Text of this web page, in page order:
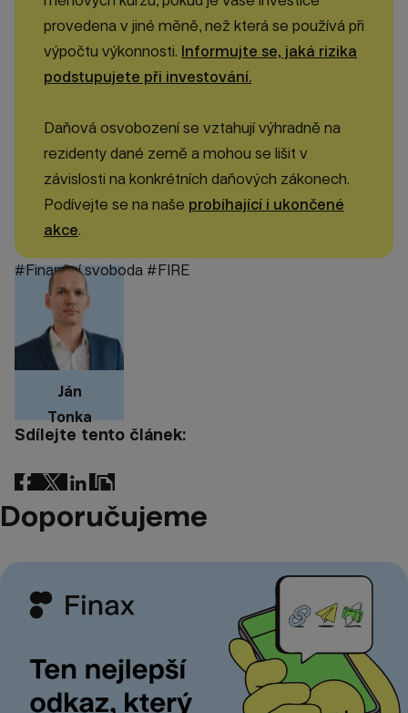
provedena v jiné měně, než která se používá při
výpočtu výkonnosti. Informujte se, jaká rizika
podstupujete při investování.
Daňová osvobození se vztahují výhradně na
rezidenty dané země a mohou se lišit v
závislosti na konkrétních daňových zákonech.
Podívejte se na naše probíhající i ukončené
akce.
#Finanční svoboda #FIRE
Ján
Tonka
Sdílejte tento článek:
Doporučujeme